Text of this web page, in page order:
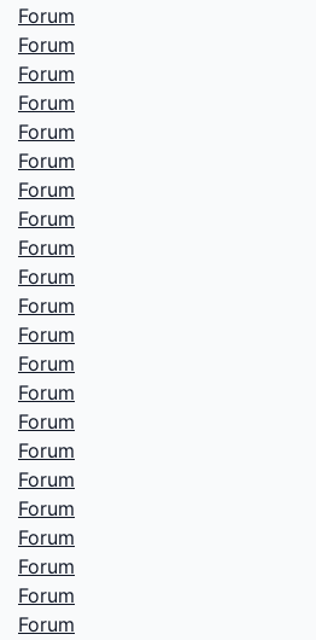
Forum
Forum
Forum
Forum
Forum
Forum
Forum
Forum
Forum
Forum
Forum
Forum
Forum
Forum
Forum
Forum
Forum
Forum
Forum
Forum
Forum
Forum